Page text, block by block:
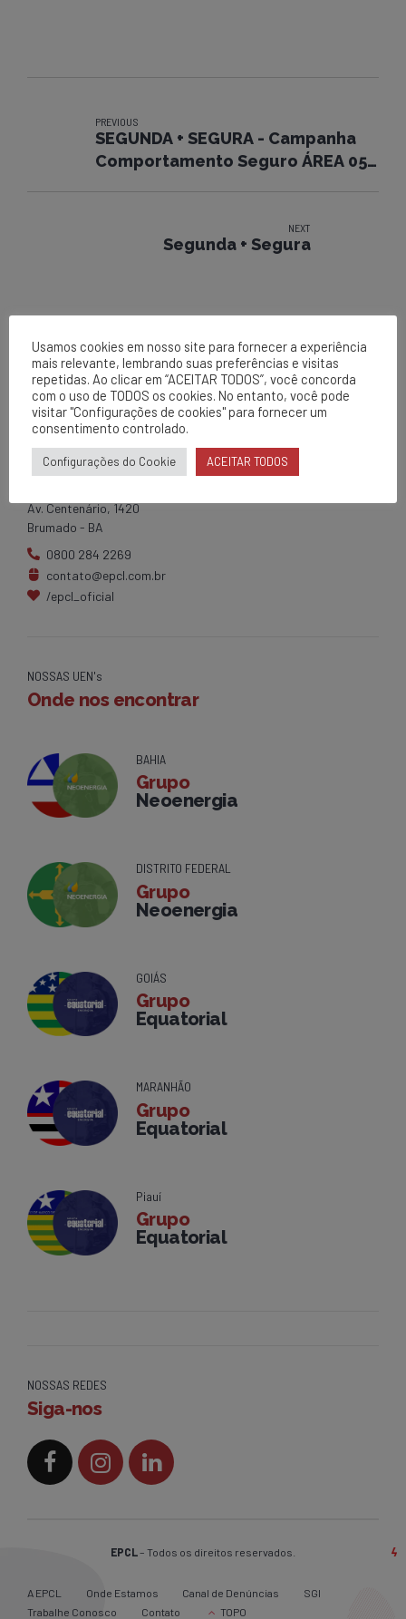
PREVIOUS
SEGUNDA + SEGURA - Campanha
Comportamento Seguro ÁREA 05 -
NEXT
Segunda + Segura
EPCL
Matriz
Av. Centenário, 1420
Brumado - BA
0800 284 2269
contato@epcl.com.br
/epcl_oficial
NOSSAS UEN's
Onde nos encontrar
BAHIA
Grupo
Neoenergia
DISTRITO FEDERAL
Grupo
Neoenergia
GOIÁS
Grupo
Equatorial
MARANHÃO
Grupo
Equatorial
Piauí
Grupo
Equatorial
NOSSAS REDES
Siga-nos
EPCL – Todos os direitos reservados.
A EPCL Onde Estamos Canal de Denúncias
SGI
Trabalhe Conosco
Contato TOPO
Usamos cookies em nosso site para fornecer a experiência
mais relevante, lembrando suas preferências e visitas
repetidas. Ao clicar em “ACEITAR TODOS”, você concorda
com o uso de TODOS os cookies. No entanto, você pode
visitar "Configurações de cookies" para fornecer um
consentimento controlado.
Configurações do Cookie ACEITAR TODOS